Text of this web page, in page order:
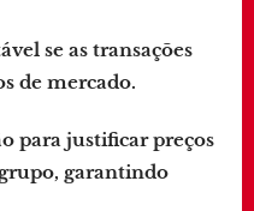
se as transações
de mercado.
para justificar preços
garantindo